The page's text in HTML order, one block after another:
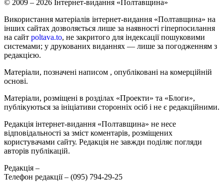
© 2009 – 2026 Інтернет-видання «Полтавщина»
Використання матеріалів інтернет-видання «Полтавщина» на
інших сайтах дозволяється лише за наявності гіперпосилання
на сайт poltava.to, не закритого для індексації пошуковими
системами; у друкованих виданнях — лише за погодженням з
редакцією.
Матеріали, позначені написом , опубліковані на комерційній
основі.
Матеріали, розміщені в розділах «Проекти» та «Блоги»,
публікуються за ініціативи сторонніх осіб і не є редакційними.
Редакція інтернет-видання «Полтавщина» не несе
відповідальності за зміст коментарів, розміщених
користувачами сайту. Редакція не завжди поділяє погляди
авторів публікацій.
Редакція –
Телефон редакції – (095) 794-29-25